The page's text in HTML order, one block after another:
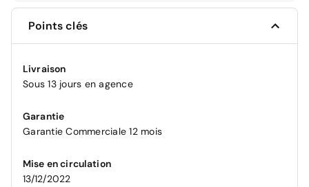
Points clés
Livraison
Sous 13 jours en agence
Garantie
Garantie Commerciale 12 mois
Mise en circulation
13/12/2022